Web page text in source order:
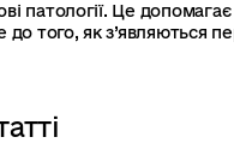
патології. Це
того, як з’являються